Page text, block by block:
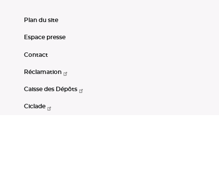
Plan du site
Espace presse
Contact
Réclamation
Caisse des Dépôts
Ciclade